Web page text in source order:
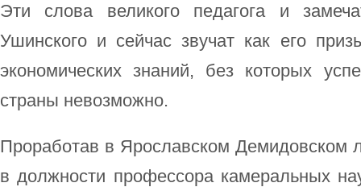
Эти слова великого педагога и
Ушинского и сейчас звучат как его
экономических знаний, без которых
страны невозможно.
Проработав в Ярославском Демидовском
в должности профессора камеральных